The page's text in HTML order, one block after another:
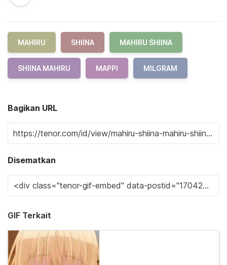
MAHIRU SHIINA MAHIRU SHIINA
SHIINA MAHIRU MAPPI MILGRAM
Bagikan URL
Disematkan
GIF Terkait